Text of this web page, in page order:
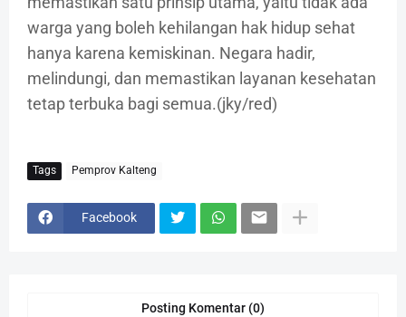
warga yang boleh kehilangan hak hidup sehat
hanya karena kemiskinan. Negara hadir,
melindungi, dan memastikan layanan kesehatan
tetap terbuka bagi semua.(jky/red)
Tags Pemprov Kalteng
Facebook
Posting Komentar (0)